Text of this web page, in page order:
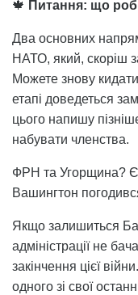
🍁 Питання: що
Два основних
НАТО, який, скоріш
Можете знову
етапі доведеться
цього напишу
набувати членства.
ФРН та Угорщина? Є
Вашингтон
Якщо залишиться
адміністрації не
закінчення цієї
одного зі свої